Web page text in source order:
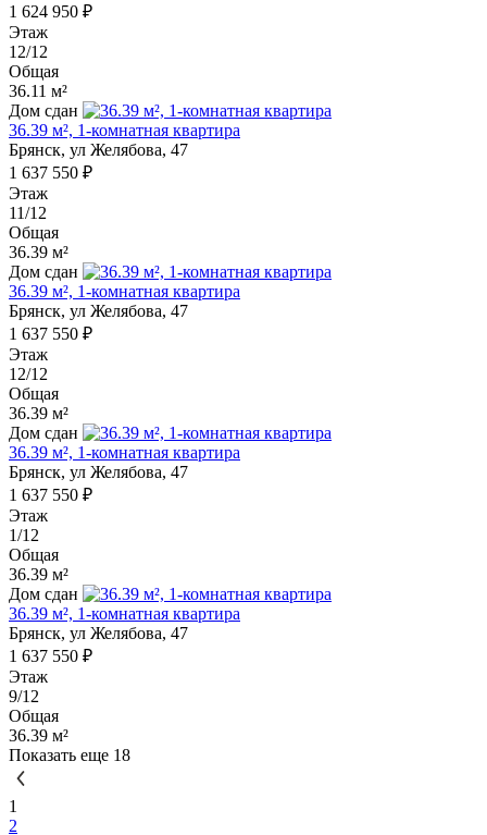
1 624 950 ₽
Этаж
12/12
Общая
36.11 м²
Дом сдан
36.39 м², 1-комнатная квартира
Брянск, ул Желябова, 47
1 637 550 ₽
Этаж
11/12
Общая
36.39 м²
Дом сдан
36.39 м², 1-комнатная квартира
Брянск, ул Желябова, 47
1 637 550 ₽
Этаж
12/12
Общая
36.39 м²
Дом сдан
36.39 м², 1-комнатная квартира
Брянск, ул Желябова, 47
1 637 550 ₽
Этаж
1/12
Общая
36.39 м²
Дом сдан
36.39 м², 1-комнатная квартира
Брянск, ул Желябова, 47
1 637 550 ₽
Этаж
9/12
Общая
36.39 м²
Показать еще 18
1
2